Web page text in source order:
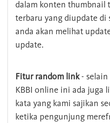
dalam konten thumbnail
terbaru yang diupdate di
anda akan melihat
update.
Fitur random link- selain
KBBI online ini ada juga
kata yang kami sajikan
ketika pengunjung